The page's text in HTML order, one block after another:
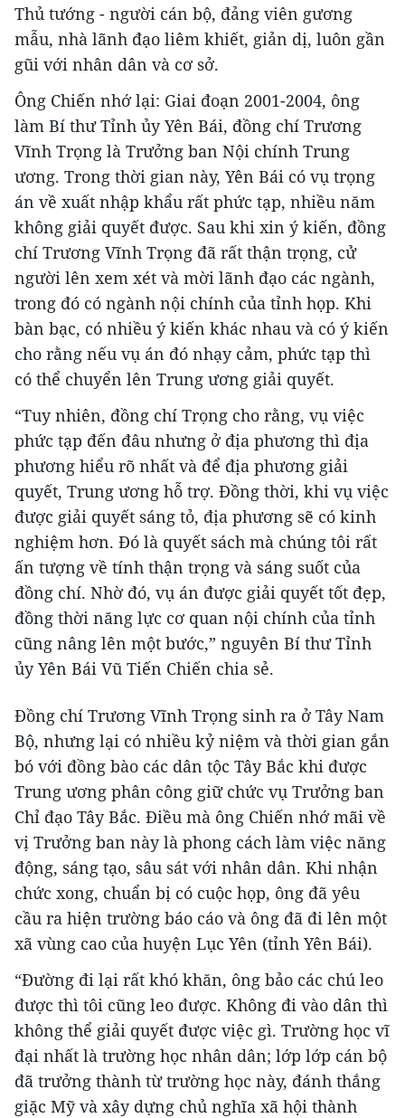
Thủ tướng - người cán bộ, đảng viên gương
mẫu, nhà lãnh đạo liêm khiết, giản dị, luôn gần
gũi với nhân dân và cơ sở.
Ông Chiến nhớ lại: Giai đoạn 2001-2004, ông
làm Bí thư Tỉnh ủy Yên Bái, đồng chí Trương
Vĩnh Trọng là Trưởng ban Nội chính Trung
ương. Trong thời gian này, Yên Bái có vụ trọng
án về xuất nhập khẩu rất phức tạp, nhiều năm
không giải quyết được. Sau khi xin ý kiến, đồng
chí Trương Vĩnh Trọng đã rất thận trọng, cử
người lên xem xét và mời lãnh đạo các ngành,
trong đó có ngành nội chính của tỉnh họp. Khi
bàn bạc, có nhiều ý kiến khác nhau và có ý kiến
cho rằng nếu vụ án đó nhạy cảm, phức tạp thì
có thể chuyển lên Trung ương giải quyết.
“Tuy nhiên, đồng chí Trọng cho rằng, vụ việc
phức tạp đến đâu nhưng ở địa phương thì địa
phương hiểu rõ nhất và để địa phương giải
quyết, Trung ương hỗ trợ. Đồng thời, khi vụ việc
được giải quyết sáng tỏ, địa phương sẽ có kinh
nghiệm hơn. Đó là quyết sách mà chúng tôi rất
ấn tượng về tính thận trọng và sáng suốt của
đồng chí. Nhờ đó, vụ án được giải quyết tốt đẹp,
đồng thời năng lực cơ quan nội chính của tỉnh
cũng nâng lên một bước,” nguyên Bí thư Tỉnh
ủy Yên Bái Vũ Tiến Chiến chia sẻ.
Đồng chí Trương Vĩnh Trọng sinh ra ở Tây Nam
Bộ, nhưng lại có nhiều kỷ niệm và thời gian gắn
bó với đồng bào các dân tộc Tây Bắc khi được
Trung ương phân công giữ chức vụ Trưởng ban
Chỉ đạo Tây Bắc. Điều mà ông Chiến nhớ mãi về
vị Trưởng ban này là phong cách làm việc năng
động, sáng tạo, sâu sát với nhân dân. Khi nhận
chức xong, chuẩn bị có cuộc họp, ông đã yêu
cầu ra hiện trường báo cáo và ông đã đi lên một
xã vùng cao của huyện Lục Yên (tỉnh Yên Bái).
“Đường đi lại rất khó khăn, ông bảo các chú leo
được thì tôi cũng leo được. Không đi vào dân thì
không thể giải quyết được việc gì. Trường học vĩ
đại nhất là trường học nhân dân; lớp lớp cán bộ
đã trưởng thành từ trường học này, đánh thắng
giặc Mỹ và xây dựng chủ nghĩa xã hội thành